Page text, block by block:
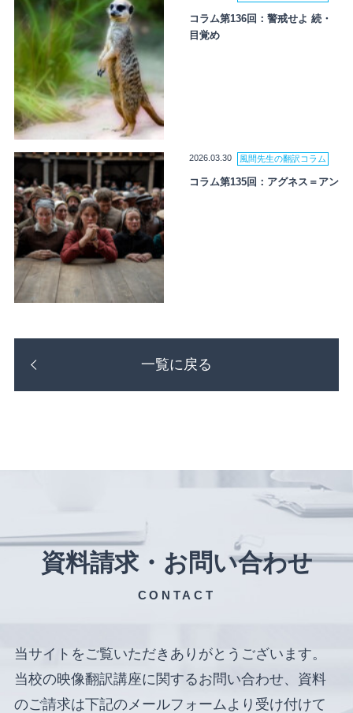
コラム第136回：警戒せよ 続・
目覚め
2026.03.30 風間先生の翻訳コラム
コラム第135回：アグネス＝アン
一覧に戻る
資料請求・お問い合わせ
CONTACT
当サイトをご覧いただきありがとうございます。
当校の映像翻訳講座に関するお問い合わせ、資料
のご請求は下記のメールフォームより受け付けて